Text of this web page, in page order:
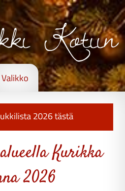
Kotiin
Valikko
2026 tästä
Kurikka
2026